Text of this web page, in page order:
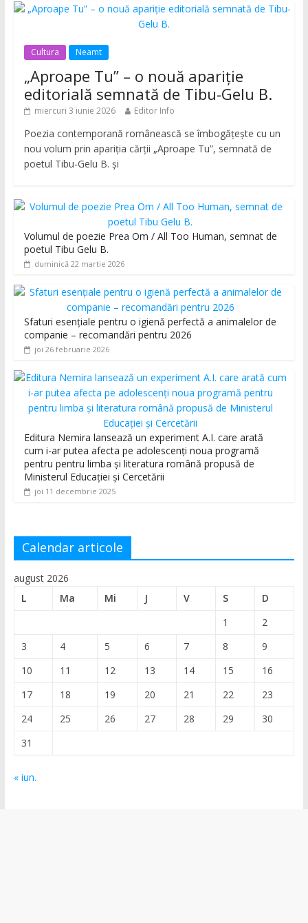
Cultura Neamt
„Aproape Tu” – o nouă apariție
editorială semnată de Tibu-Gelu B.
miercuri 3 iunie 2026 Editor Info
Poezia contemporană românească se îmbogățește cu un
nou volum prin apariția cărții „Aproape Tu”, semnată de
poetul Tibu-Gelu B. și
Volumul de poezie Prea Om / All Too Human, semnat de
poetul Tibu Gelu B.
duminică 22 martie 2026
Sfaturi esențiale pentru o igienă perfectă a animalelor de
companie – recomandări pentru 2026
joi 26 februarie 2026
Editura Nemira lansează un experiment A.I. care arată
cum i-ar putea afecta pe adolescenți noua programă
pentru pentru limba și literatura română propusă de
Ministerul Educației și Cercetării
joi 11 decembrie 2025
Calendar articole
august 2026
L
Ma Mi J V S
D
1
2
3
4 5 6 7 8
9
10
11 12 13 14 15
16
17
18 19 20 21 22
23
24
25 26 27 28 29
30
31
« iun.